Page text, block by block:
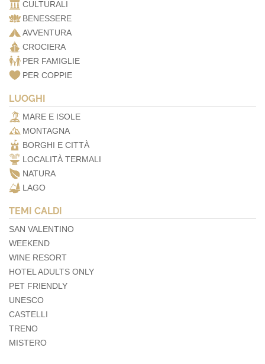
CULTURALI
BENESSERE
AVVENTURA
CROCIERA
PER FAMIGLIE
PER COPPIE
LUOGHI
MARE E ISOLE
MONTAGNA
BORGHI E CITTÀ
LOCALITÀ TERMALI
NATURA
LAGO
TEMI CALDI
SAN VALENTINO
WEEKEND
WINE RESORT
HOTEL ADULTS ONLY
PET FRIENDLY
UNESCO
CASTELLI
TRENO
MISTERO